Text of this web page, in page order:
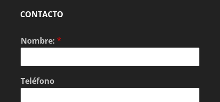
CONTACTO
Nombre: *
Teléfono